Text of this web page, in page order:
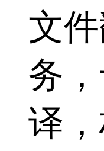
文
务
译